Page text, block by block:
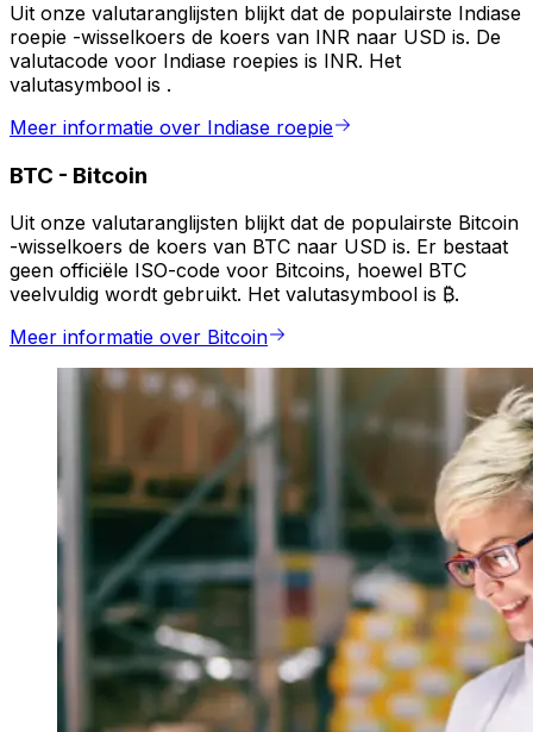
Uit onze valutaranglijsten blijkt dat de populairste Indiase
roepie -wisselkoers de koers van INR naar USD is. De
valutacode voor Indiase roepies is INR. Het
valutasymbool is ₹.
Meer informatie over Indiase roepie
BTC - Bitcoin
Uit onze valutaranglijsten blijkt dat de populairste Bitcoin
-wisselkoers de koers van BTC naar USD is. Er bestaat
geen officiële ISO-code voor Bitcoins, hoewel BTC
veelvuldig wordt gebruikt. Het valutasymbool is ₿.
Meer informatie over Bitcoin